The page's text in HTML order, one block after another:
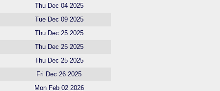
Thu Dec 04 2025
Tue Dec 09 2025
Thu Dec 25 2025
Thu Dec 25 2025
Thu Dec 25 2025
Fri Dec 26 2025
Mon Feb 02 2026